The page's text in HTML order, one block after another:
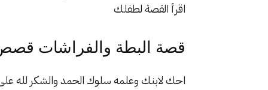
اقرأ القصة لطفلك
قصة البطة والفراشات
احك لابنك وعلمه سلوك الحمد والشكر لله على